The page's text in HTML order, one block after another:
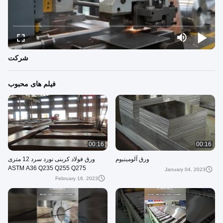
شرکت
فیلم های محبوب
00:16
ورق آلومینیوم
January 04, 2023
00:16
ورق فولاد کربنی نورد سرد 12 متری
ASTM A36 Q235 Q255 Q275
February 16, 2023